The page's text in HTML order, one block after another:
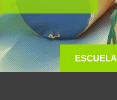
ESCUELA